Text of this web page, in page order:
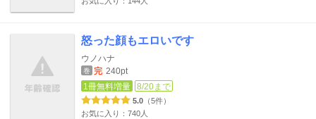
怒った顔もエロいです
ウノハナ
巻 完 240pt
1冊無料増量
8/20まで
5.0 （5件）
お気に入り：740人